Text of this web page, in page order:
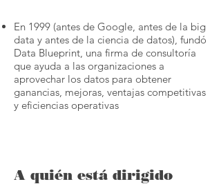
En 1999 (antes de Google, antes de la big
data y antes de la ciencia de datos), fundó
Data Blueprint, una firma de consultoría
que ayuda a las organizaciones a
aprovechar los datos para obtener
ganancias, mejoras, ventajas competitivas
y eficiencias operativas
A quién está dirigido